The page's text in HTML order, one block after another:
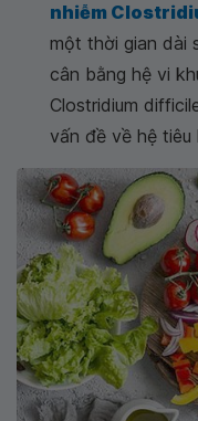
nhiễm
một thời gian dài
cân bằng hệ vi
Clostridium
vấn đề về hệ tiêu